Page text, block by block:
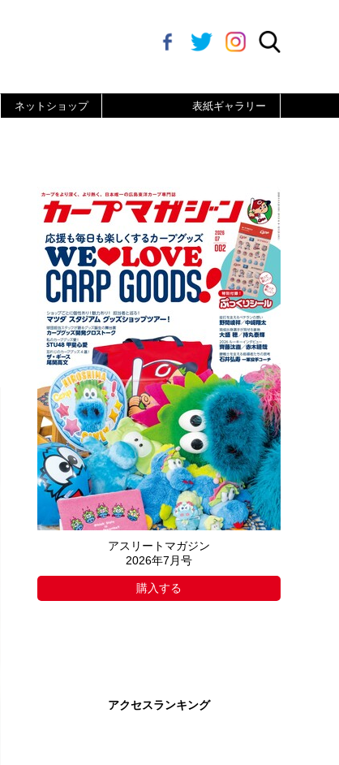
ネットショップ 表紙ギャラリー
アスリートマガジン
2026年7月号
購入する
アクセスランキング